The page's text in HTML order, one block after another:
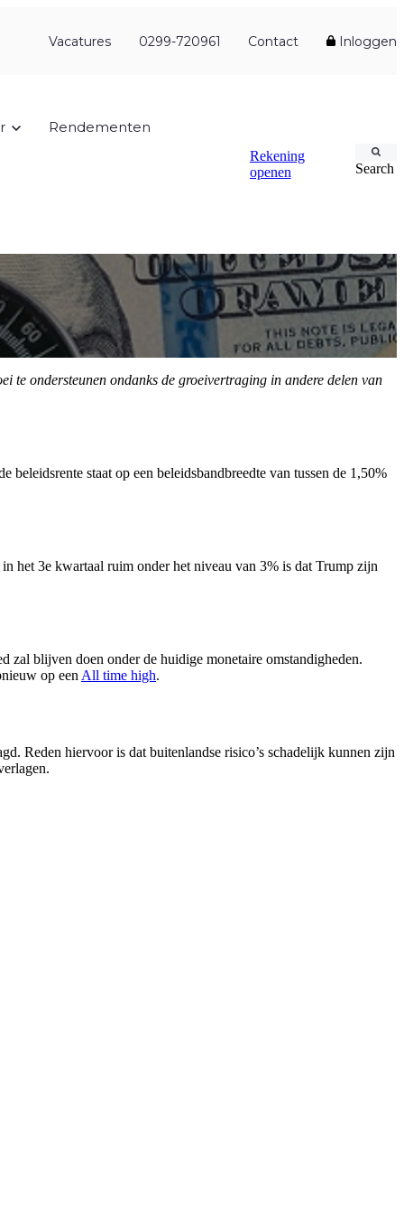
Vacatures 0299-720961 Contact Inloggen
Rendementen
Rekening
openen
Search
te ondersteunen ondanks de groeivertraging in andere delen van
staat op een beleidsbandbreedte van tussen de 1,50%
het 3e kwartaal ruim onder het niveau van 3% is dat Trump zijn
zal blijven doen onder de huidige monetaire omstandigheden.
op een All time high.
Reden hiervoor is dat buitenlandse risico’s schadelijk kunnen zijn